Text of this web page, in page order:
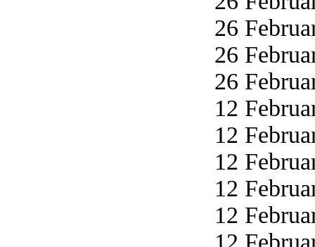
26
26
26
12
12
12
12
12
12